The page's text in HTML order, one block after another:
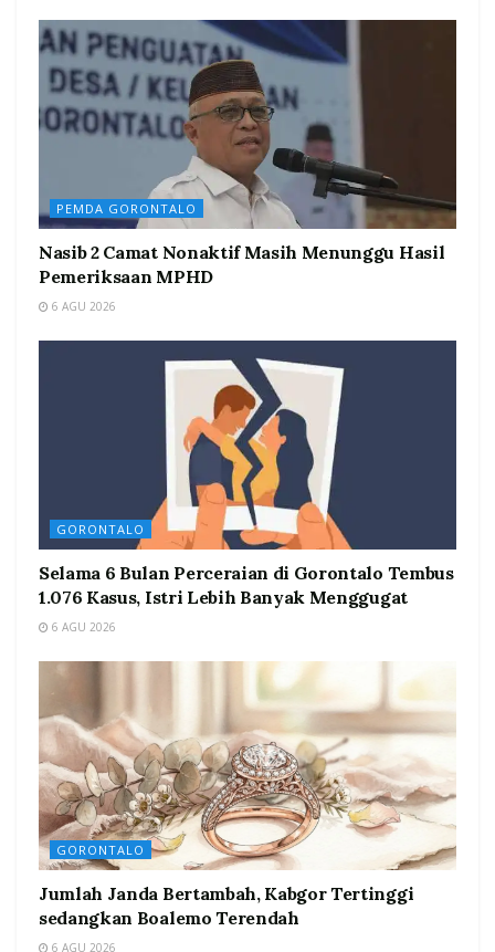
PEMDA GORONTALO
Nasib 2 Camat Nonaktif Masih Menunggu Hasil
Pemeriksaan MPHD
6 AGU 2026
GORONTALO
Selama 6 Bulan Perceraian di Gorontalo Tembus
1.076 Kasus, Istri Lebih Banyak Menggugat
6 AGU 2026
GORONTALO
Jumlah Janda Bertambah, Kabgor Tertinggi
sedangkan Boalemo Terendah
6 AGU 2026